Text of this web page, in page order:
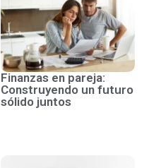
Finanzas en pareja:
Construyendo un futuro
sólido juntos